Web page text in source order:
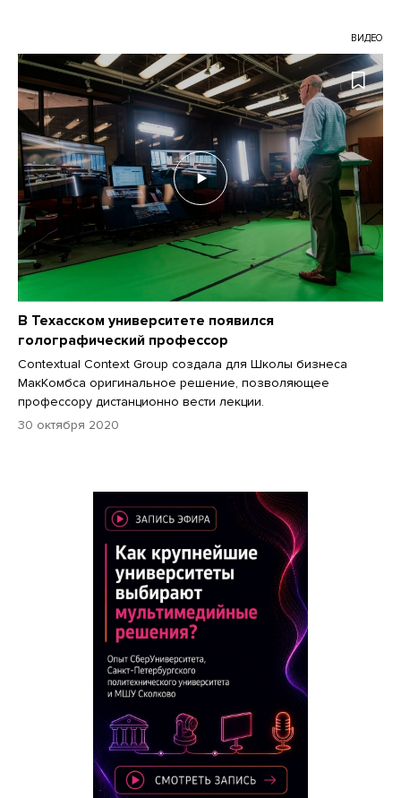
ВИДЕО
В Техасском университете появился
голографический профессор
Contextual Context Group создала для Школы бизнеса
МакКомбса оригинальное решение, позволяющее
профессору дистанционно вести лекции.
30 октября 2020